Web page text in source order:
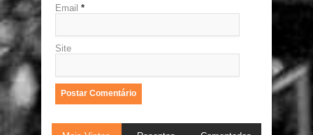
Email *
Site